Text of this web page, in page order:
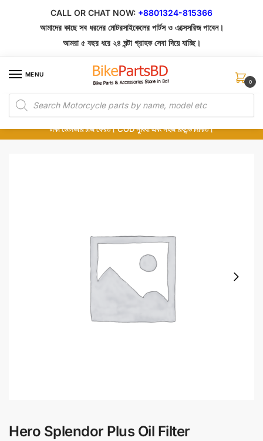
CALL OR CHAT NOW: +8801324-815366
আমাদের কাছে সব ধরনের মোটরসাইকেলের পার্টস ও এক্সেসরিজ পাবেন।
আমরা ৫ বছর ধরে ২৪ ঘন্টা গ্রাহক সেবা দিয়ে যাচ্ছি।
MENU
Products
search
0
১০০% অরিজিনাল পার্টস – শোরুম থেকে সরাসরি সংগ্রহ এবং শুধুমাত্র কুরিয়ার সার্ভিসে ডেলিভারি।
অর্ডার করার পর পার্টের ছবি দেখুন। পছন্দ হলে Cash on Delivery দিন, না হলে ৫ মিনিটে ১৯৯
টাকা ডেলিভারি চার্জ ফেরত। COD সুবিধা এবং সহজ রিফান্ড নিশ্চিত।
Hero Splendor Plus Oil Filter